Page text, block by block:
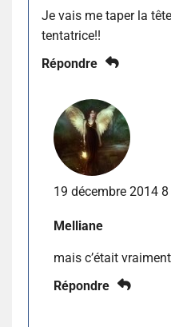
Je vais me taper la
tentatrice!!
Répondre
19 décembre 2014
Melliane
mais c’était
Répondre